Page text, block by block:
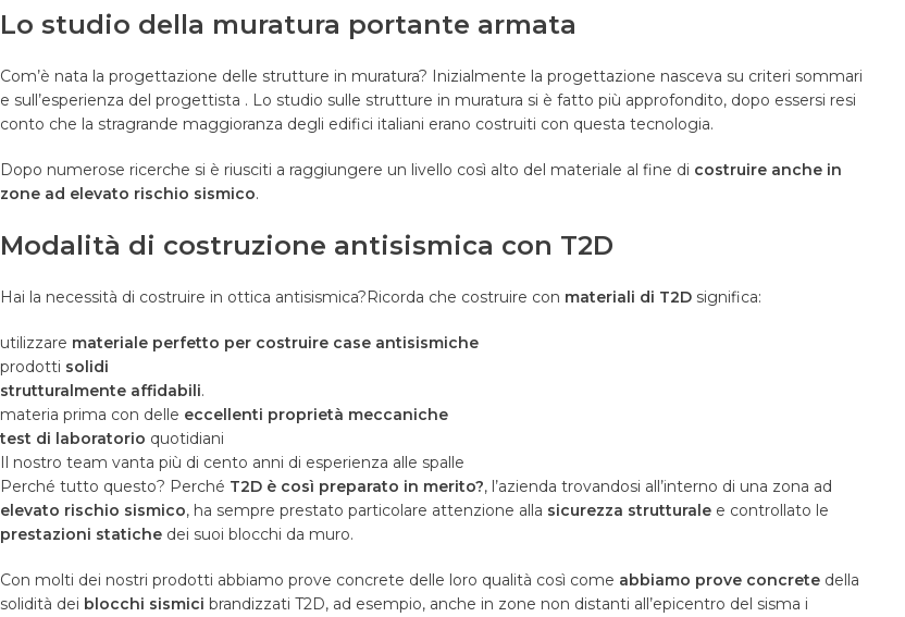
Lo studio della muratura portante armata
Com’è nata la progettazione delle strutture in muratura? Inizialmente la progettazione nasceva su criteri sommari
e sull’esperienza del progettista . Lo studio sulle strutture in muratura si è fatto più approfondito, dopo essersi resi
conto che la stragrande maggioranza degli edifici italiani erano costruiti con questa tecnologia.
Dopo numerose ricerche si è riusciti a raggiungere un livello così alto del materiale al fine di costruire anche in
zone ad elevato rischio sismico.
Modalità di costruzione antisismica con T2D
Hai la necessità di costruire in ottica antisismica?Ricorda che costruire con materiali di T2D significa:
utilizzare materiale perfetto per costruire case antisismiche
prodotti solidi
strutturalmente affidabili.
materia prima con delle eccellenti proprietà meccaniche
test di laboratorio quotidiani
Il nostro team vanta più di cento anni di esperienza alle spalle
Perché tutto questo? Perché T2D è così preparato in merito?, l’azienda trovandosi all ’interno di una zona ad
elevato rischio sismico, ha sempre prestato particolare attenzione alla sicurezza strutturale e controllato le
prestazioni statiche dei suoi blocchi da muro.
Con molti dei nostri prodotti abbiamo prove concrete delle loro qualità così come abbiamo prove concrete della
solidità dei blocchi sismici brandizzati T2D, ad esempio, anche in zone non distanti all ’epicentro del sisma i